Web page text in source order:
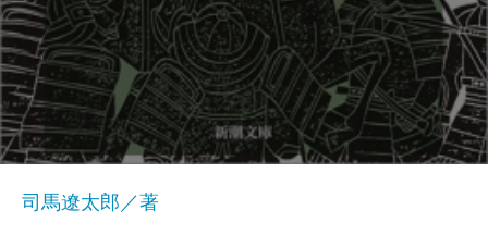
司馬遼太郎／著